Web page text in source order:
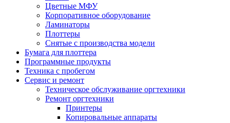
Цветные МФУ
Корпоративное оборудование
Ламинаторы
Плоттеры
Снятые с производства модели
Бумага для плоттера
Программные продукты
Техника с пробегом
Сервис и ремонт
Техническое обслуживание оргтехники
Ремонт оргтехники
Принтеры
Копировальные аппараты